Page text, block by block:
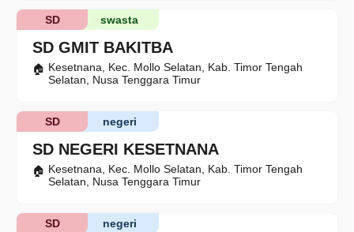
SD GMIT BAKITBA
swasta
SD
Kesetnana, Kec. Mollo Selatan, Kab. Timor Tengah
Selatan, Nusa Tenggara Timur
SD NEGERI KESETNANA
negeri
SD
Kesetnana, Kec. Mollo Selatan, Kab. Timor Tengah
Selatan, Nusa Tenggara Timur
negeri
SD